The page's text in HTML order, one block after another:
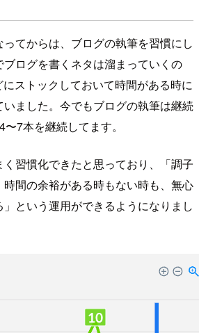
てからは、ブログの執筆を習慣にし
ブログを書くネタは溜まっていくの
ストックしておいて時間がある時に
ました。今でもブログの執筆は継続
7本を継続してます。
習慣化できたと思っており、「調子
間の余裕がある時もない時も、無心
という運用ができるようになりまし